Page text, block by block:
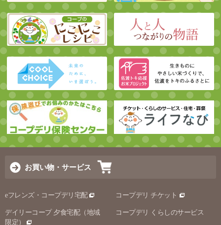
お買い物・サービス
eフレンズ・コープデリ宅配
デイリーコープ 夕食宅配（地域
限定）
コープデリ チケット
コープデリ くらしのサービス